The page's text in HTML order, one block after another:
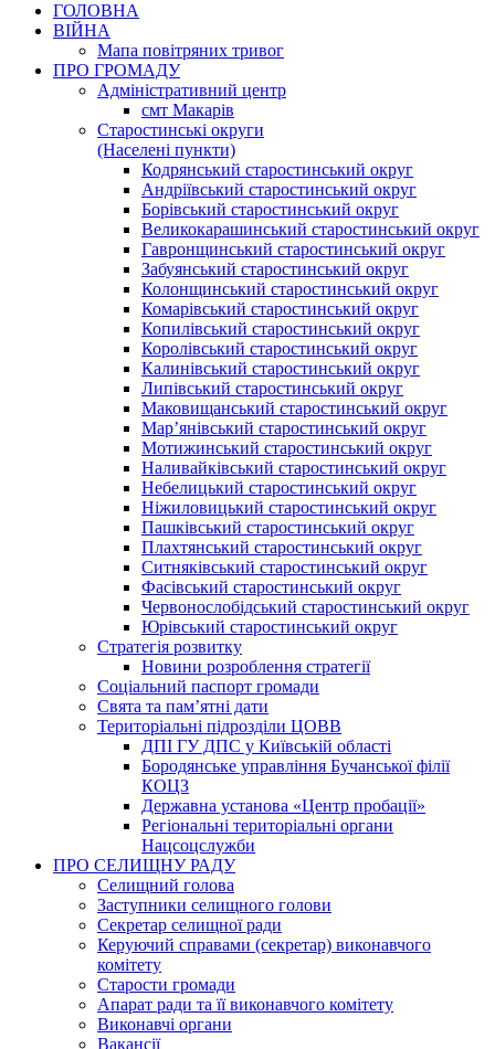
ГОЛОВНА
ВІЙНА
Мапа повітряних тривог
ПРО ГРОМАДУ
Aдміністративний центр
смт Макарів
Старостинські округи
(Населені пункти)
Кодрянський старостинський округ
Андріївський старостинський округ
Борівський старостинський округ
Великокарашинський старостинський округ
Гавронщинський старостинський округ
Забуянський старостинський округ
Колонщинський старостинський округ
Комарівський старостинський округ
Копилівський старостинський округ
Королівський старостинський округ
Калинівський старостинський округ
Липівський старостинський округ
Маковищанський старостинський округ
Мар’янівський старостинський округ
Мотижинський старостинський округ
Наливайківський старостинський округ
Небелицький старостинський округ
Ніжиловицький старостинський округ
Пашківський старостинський округ
Плахтянський старостинський округ
Ситняківський старостинський округ
Фасівський старостинський округ
Червонослобідський старостинський округ
Юрівський старостинський округ
Стратегія розвитку
Новини розроблення стратегії
Соціальний паспорт громади
Свята та пам’ятні дати
Територіальні підрозділи ЦОВВ
ДПІ ГУ ДПС у Київській області
Бородянське управління Бучанської філії
КОЦЗ
Державна установа «Центр пробації»
Регіональні територіальні органи
Нацсоцслужби
ПРО СЕЛИЩНУ РАДУ
Селищний голова
Заступники селищного голови
Секретар селищної ради
Керуючий справами (секретар) виконавчого
комітету
Старости громади
Апарат ради та її виконавчого комітету
Виконавчі органи
Вакансії